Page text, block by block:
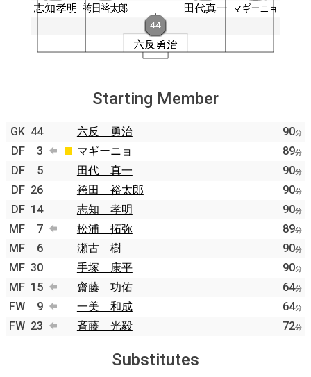
Starting Member
GK 44 六反 勇治 90分
DF 3 マギーニョ 89分
DF 5 田代 真一 90分
DF 26 袴田 裕太郎 90分
DF 14 志知 孝明 90分
MF 7 松浦 拓弥 89分
MF 6 瀬古 樹 90分
MF 30 手塚 康平 90分
MF 15 齋藤 功佑 64分
FW 9 一美 和成 64分
FW 23 斉藤 光毅 72分
Substitutes